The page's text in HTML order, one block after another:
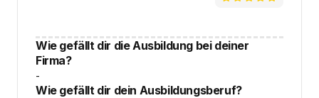
Wie gefällt dir die Ausbildung bei deiner
Firma?
-
Wie gefällt dir dein Ausbildungsberuf?